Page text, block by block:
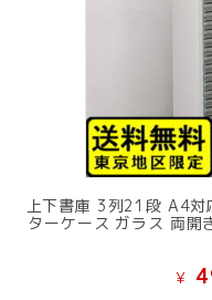
上下書庫 3列21段 A4
ターケース ガラス 両開
¥